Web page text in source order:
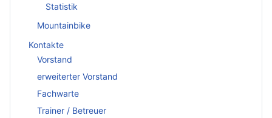
Statistik
Mountainbike
Kontakte
Vorstand
erweiterter Vorstand
Fachwarte
Trainer / Betreuer